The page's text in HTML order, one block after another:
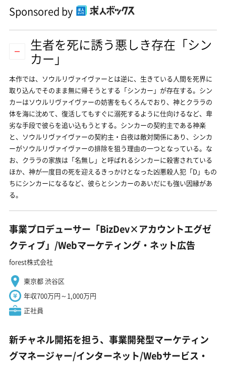
Sponsored by
生者を死に誘う悪しき存在「シン
カー」
本作では、ソウルリヴァイヴァーとは逆に、生きている人間を死界に
取り込んでそのまま無に帰そうとする「シンカー」が存在する。シン
カーはソウルリヴァイヴァーの妨害をもくろんでおり、神とクララの
体を海に沈めて、復活してもすぐに溺死するように仕向けるなど、卑
劣な手段で彼らを追い込もうとする。シンカーの契約主である神楽
と、ソウルリヴァイヴァーの契約主・白夜は敵対関係にあり、シンカ
ーがソウルリヴァイヴァーの排除を狙う理由の一つとなっている。な
お、クララの家族は「名無し」と呼ばれるシンカーに殺害されている
ほか、神が一度目の死を迎えるきっかけとなった凶悪殺人犯「D」もの
ちにシンカーになるなど、彼らとシンカーのあいだにも強い因縁があ
る。
事業プロデューサー「BizDev×アカウントエグゼ
クティブ」/Webマーケティング・ネット広告
forest株式会社
東京都 渋谷区
年収700万円～1,000万円
正社員
新チャネル開拓を担う、事業開発型マーケティン
グマネージャー/インターネット/Webサービス・